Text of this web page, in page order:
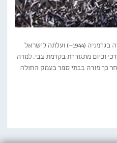
מרגרט למדן ציירת ופסלת שנולדה בגרמניה (1944–) ועלתה לישראל
וכיום מתגוררת בקדמת צבי. למדה
כך מורה בבתי ספר בעמק החולה